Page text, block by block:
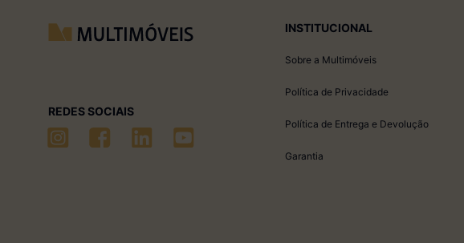
REDES SOCIAIS
INSTITUCIONAL
Sobre a Multimóveis
Política de Privacidade
Política de Entrega e Devolução
Garantia